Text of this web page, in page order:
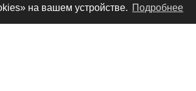
на вашем устройстве. Подробнее